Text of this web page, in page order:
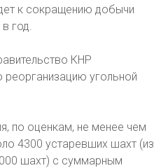
к сокращению добычи
год.
КНР
угольной
по оценкам, не менее чем
4300 устаревших шахт (из
шахт) с суммарным